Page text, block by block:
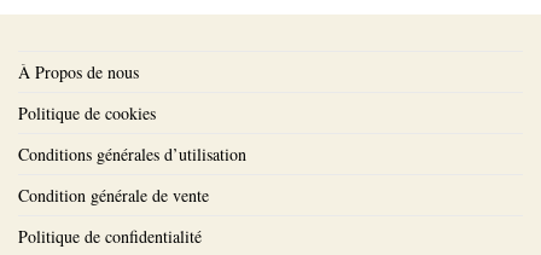
À Propos de nous
Politique de cookies
Conditions générales d’utilisation
Condition générale de vente
Politique de confidentialité